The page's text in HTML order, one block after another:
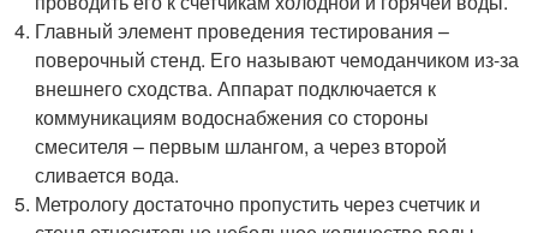
Главный элемент проведения тестирования –
поверочный стенд. Его называют чемоданчиком из-за
внешнего сходства. Аппарат подключается к
коммуникациям водоснабжения со стороны
смесителя – первым шлангом, а через второй
сливается вода.
Метрологу достаточно пропустить через счетчик и